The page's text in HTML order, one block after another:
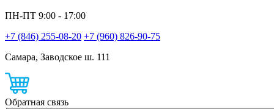
ПН-ПТ 9:00 - 17:00
+7 (846) 255-08-20 +7 (960) 826-90-75
Самара, Заводское ш. 111
Обратная связь